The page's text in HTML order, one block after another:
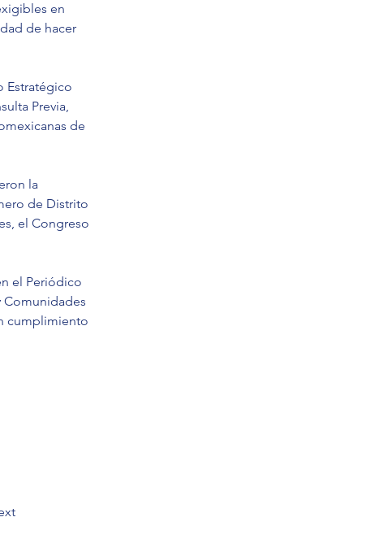
en
de hacer
Estratégico
Previa,
de
la
de Distrito
el Congreso
el Periódico
Comunidades
cumplimiento